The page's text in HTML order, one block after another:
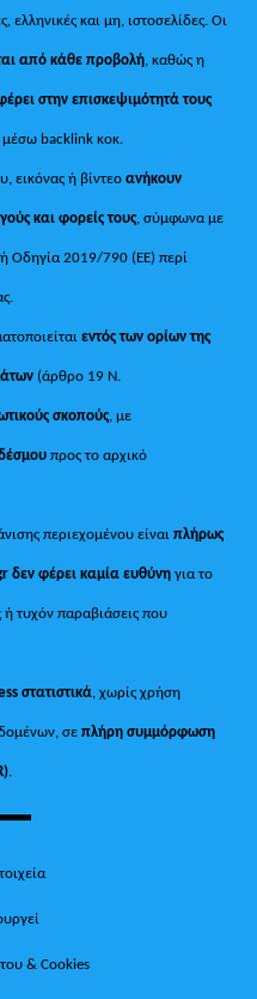
ελληνικές και μη, ιστοσελίδες. Οι
από κάθε προβολή, καθώς η
στην επισκεψιμότητά τους
μέσω backlink κοκ.
εικόνας ή βίντεοανήκουν
και φορείς τους, σύμφωνα με
Οδηγία 2019/790 (ΕΕ) περί
εντός των ορίων της
(άρθρο 19 Ν.
σκοπούς, με
προς το αρχικό
περιεχομένου είναιπλήρως
δεν φέρει καμία ευθύνη για το
ή τυχόν παραβιάσεις που
στατιστικά, χωρίς χρήση
σεπλήρη συμμόρφωση
.
& Cookies